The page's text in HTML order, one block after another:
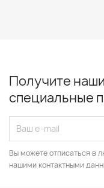
Получите
специальные
Вы можете отписаться в
нашими контактными